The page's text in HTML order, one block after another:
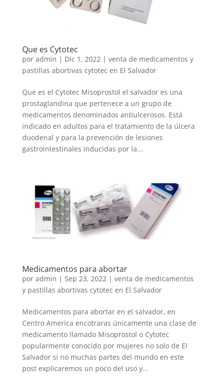
Que es Cytotec
por admin | Dic 1, 2022 | venta de medicamentos y
pastillas abortivas cytotec en El Salvador
Que es el Cytotec Misoprostol el salvador es una
prostaglandina que pertenece a un grupo de
medicamentos denominados antiulcerosos. Está
indicado en adultos para el tratamiento de la úlcera
duodenal y para la prevención de lesiones
gastrointestinales inducidas por la...
Medicamentos para abortar
por admin | Sep 23, 2022| venta de medicamentos
y pastillas abortivas cytotec en El Salvador
Medicamentos para abortar en el salvador, en
Centro America encotraras únicamente una clase de
medicamento llamado Misoprostol o Cytotec
popularmente conocido por mujeres no solo de El
Salvador si no muchas partes del mundo en este
post explicaremos un poco del uso y...